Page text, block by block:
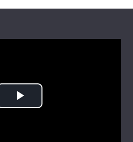
Наука
Play